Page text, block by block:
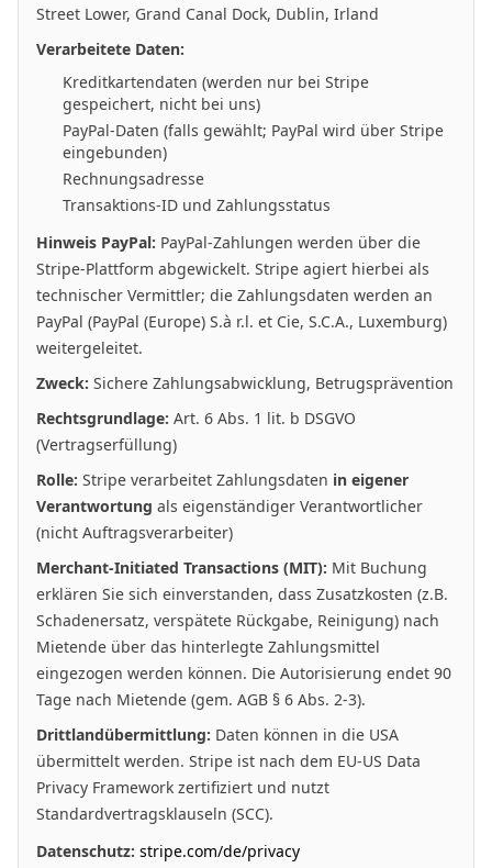
Street Lower, Grand Canal Dock, Dublin, Irland
Verarbeitete Daten:
Kreditkartendaten (werden nur bei Stripe
gespeichert, nicht bei uns)
PayPal-Daten (falls gewählt; PayPal wird über Stripe
eingebunden)
Rechnungsadresse
Transaktions-ID und Zahlungsstatus
Hinweis PayPal: PayPal-Zahlungen werden über die
Stripe-Plattform abgewickelt. Stripe agiert hierbei als
technischer Vermittler; die Zahlungsdaten werden an
PayPal (PayPal (Europe) S.à r.l. et Cie, S.C.A., Luxemburg)
weitergeleitet.
Zweck: Sichere Zahlungsabwicklung, Betrugsprävention
Rechtsgrundlage: Art. 6 Abs. 1 lit. b DSGVO
(Vertragserfüllung)
Rolle: Stripe verarbeitet Zahlungsdaten in eigener
Verantwortung als eigenständiger Verantwortlicher
(nicht Auftragsverarbeiter)
Merchant-Initiated Transactions (MIT): Mit Buchung
erklären Sie sich einverstanden, dass Zusatzkosten (z.B.
Schadenersatz, verspätete Rückgabe, Reinigung) nach
Mietende über das hinterlegte Zahlungsmittel
eingezogen werden können. Die Autorisierung endet 90
Tage nach Mietende (gem. AGB § 6 Abs. 2-3).
Drittlandübermittlung: Daten können in die USA
übermittelt werden. Stripe ist nach dem EU-US Data
Privacy Framework zertifiziert und nutzt
Standardvertragsklauseln (SCC).
Datenschutz: stripe.com/de/privacy